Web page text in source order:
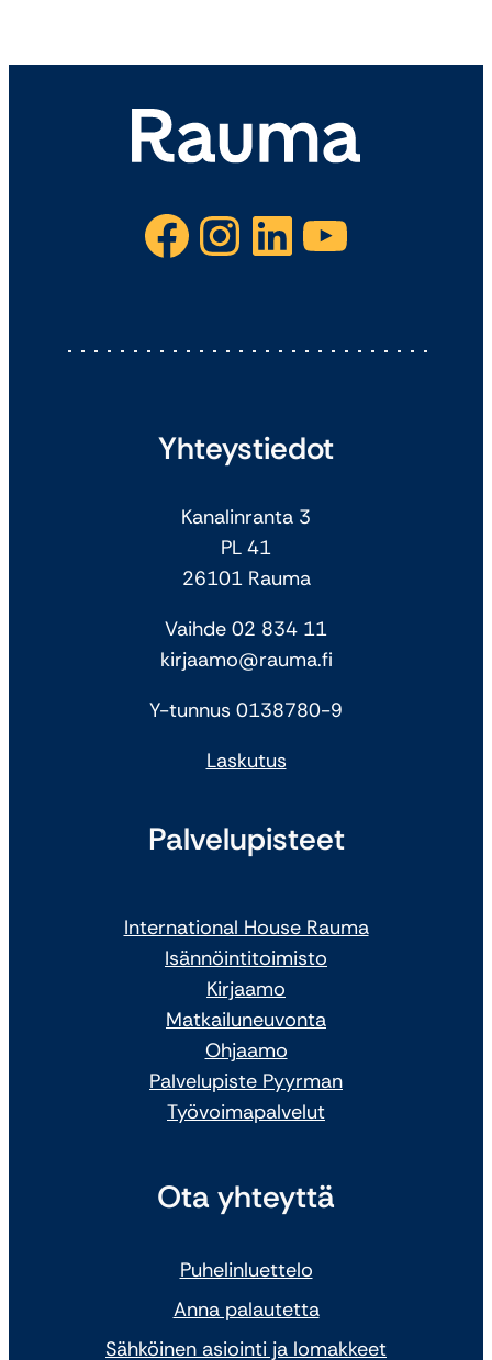
Facebook Instagram LinkedIn YouTube
Yhteystiedot
Kanalinranta 3
PL 41
26101 Rauma
Vaihde 02 834 11
kirjaamo@rauma.fi
Y-tunnus 0138780-9
Laskutus
Palvelupisteet
International House Rauma
Isännöintitoimisto
Kirjaamo
Matkailuneuvonta
Ohjaamo
Palvelupiste Pyyrman
Työvoimapalvelut
Ota yhteyttä
Puhelinluettelo
Anna palautetta
Sähköinen asiointi ja lomakkeet